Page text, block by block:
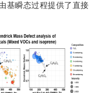
基瞬态过程提供了直接